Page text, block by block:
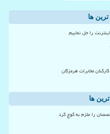
ترین ها
را حل نماییم
مخابرات هرمزگان
ها
را ملزم به کوچ کرد